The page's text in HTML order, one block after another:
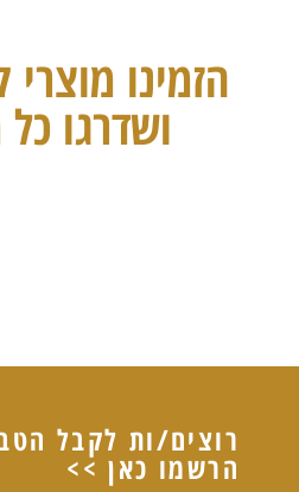
הזמינו מוצרי
ושדרגו
רוצים/ות לקבל
הרשמו כאן >>